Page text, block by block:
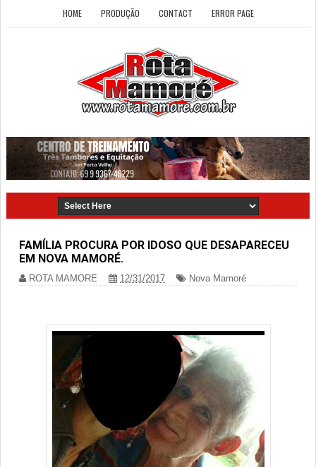
HOME PRODUÇÃO CONTACT ERROR PAGE
FAMÍLIA PROCURA POR IDOSO QUE DESAPARECEU
EM NOVA MAMORÉ.
ROTA MAMORE 12/31/2017 Nova Mamoré